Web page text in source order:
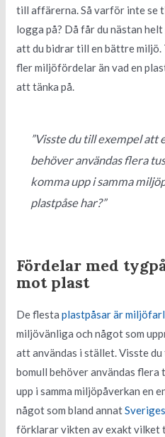
till affärerna. Så varför inte se
logga på? Då får du nästan
att du bidrar till en bättre miljö.
fler miljöfördelar än vad en
att tänka på.
”Visste du till exempel att
behöver användas flera
komma upp i samma
plastpåse har?”
Fördelar med
mot plast
De flestaplastpåsar är
miljövänliga och något som
att användas i stället. Visste
bomull behöver användas flera
upp i samma miljöpåverkan en
något som bland annat
förklarar vikten av exakt vilket